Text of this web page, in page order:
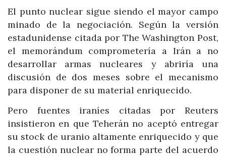
El punto nuclear sigue siendo el mayor campo
minado de la negociación. Según la versión
estadunidense citada por The Washington Post,
el memorándum comprometería a Irán a no
desarrollar armas nucleares y abriría una
discusión de dos meses sobre el mecanismo
para disponer de su material enriquecido.
Pero fuentes iraníes citadas por Reuters
insistieron en que Teherán no aceptó entregar
su stock de uranio altamente enriquecido y que
la cuestión nuclear no forma parte del acuerdo